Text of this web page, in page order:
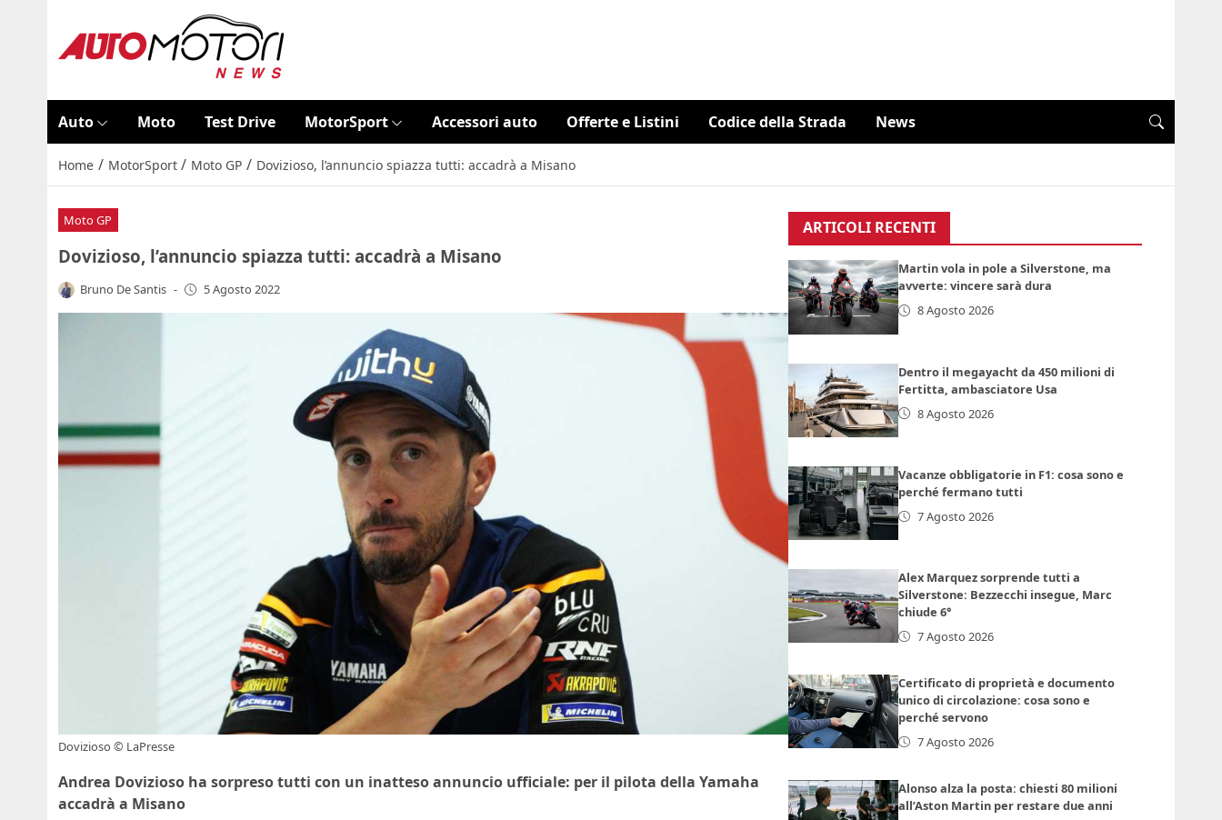
Auto Moto Test Drive MotorSport Accessori auto Offerte e Listini Codice della Strada News
Home / MotorSport / Moto GP / Dovizioso, l’annuncio spiazza tutti: accadrà a Misano
Moto GP
Dovizioso, l’annuncio spiazza tutti: accadrà a Misano
Bruno De Santis - 5 Agosto 2022
Dovizioso © LaPresse
Andrea Dovizioso ha sorpreso tutti con un inatteso annuncio ufficiale: per il pilota della Yamaha
accadrà a Misano
ARTICOLI RECENTI
Martin vola in pole a Silverstone, ma
avverte: vincere sarà dura
8 Agosto 2026
Dentro il megayacht da 450 milioni di
Fertitta, ambasciatore Usa
8 Agosto 2026
Vacanze obbligatorie in F1: cosa sono e
perché fermano tutti
7 Agosto 2026
Alex Marquez sorprende tutti a
Silverstone: Bezzecchi insegue, Marc
chiude 6°
7 Agosto 2026
Certificato di proprietà e documento
unico di circolazione: cosa sono e
perché servono
7 Agosto 2026
Alonso alza la posta: chiesti 80 milioni
all’Aston Martin per restare due anni